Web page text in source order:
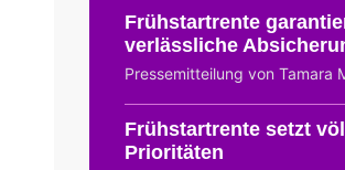
Frühstartrente
verlässliche
Pressemitteilung von Tamara
Frühstartrente setzt
Prioritäten